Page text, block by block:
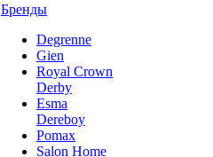
Бренды
Degrenne
Gien
Royal Crown
Derby
Esma
Dereboy
Pomax
Salon Home